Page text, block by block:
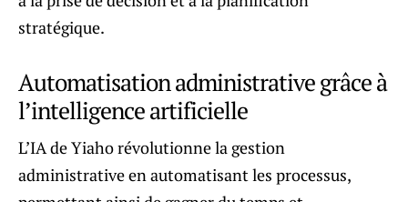
stratégique.
Automatisation administrative grâce à
l’intelligence artificielle
L’IA de Yiaho révolutionne la gestion
administrative en automatisant les processus,